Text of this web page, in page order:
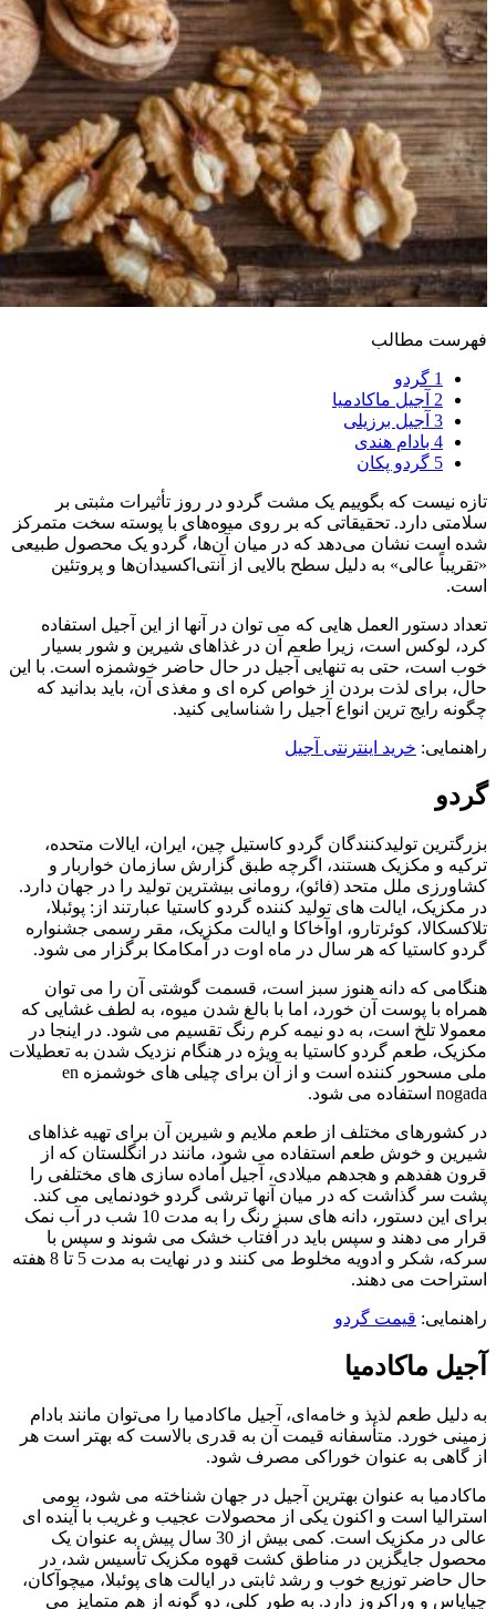
فهرست مطالب
1 گردو
2 آجیل ماکادمیا
3 آجیل برزیلی
4 بادام هندی
5 گردو پکان
تازه نیست که بگوییم یک مشت گردو در روز تأثیرات مثبتی بر
سلامتی دارد. تحقیقاتی که بر روی میوه‌های با پوسته سخت متمرکز
شده است نشان می‌دهد که در میان آن‌ها، گردو یک محصول طبیعی
«تقریباً عالی» به دلیل سطح بالایی از آنتی‌اکسیدان‌ها و پروتئین
است.
تعداد دستور العمل هایی که می توان در آنها از این آجیل استفاده
کرد، لوکس است، زیرا طعم آن در غذاهای شیرین و شور بسیار
خوب است، حتی به تنهایی آجیل در حال حاضر خوشمزه است. با این
حال، برای لذت بردن از خواص کره ای و مغذی آن، باید بدانید که
چگونه رایج ترین انواع آجیل را شناسایی کنید.
راهنمایی: خرید اینترنتی آجیل
گردو
بزرگترین تولیدکنندگان گردو کاستیل چین، ایران، ایالات متحده،
ترکیه و مکزیک هستند، اگرچه طبق گزارش سازمان خواربار و
کشاورزی ملل متحد (فائو)، رومانی بیشترین تولید را در جهان دارد.
در مکزیک، ایالت های تولید کننده گردو کاستیا عبارتند از: پوئبلا،
تلاکسکالا، کوئرتارو، اوآخاکا و ایالت مکزیک، مقر رسمی جشنواره
گردو کاستیا که هر سال در ماه اوت در آمکامکا برگزار می شود.
هنگامی که دانه هنوز سبز است، قسمت گوشتی آن را می توان
همراه با پوست آن خورد، اما با بالغ شدن میوه، به لطف غشایی که
معمولا تلخ است، به دو نیمه کرم رنگ تقسیم می شود. در اینجا در
مکزیک، طعم گردو کاستیا به ویژه در هنگام نزدیک شدن به تعطیلات
ملی مسحور کننده است و از آن برای چیلی های خوشمزه en
nogada استفاده می شود.
در کشورهای مختلف از طعم ملایم و شیرین آن برای تهیه غذاهای
شیرین و خوش طعم استفاده می شود، مانند در انگلستان که از
قرون هفدهم و هجدهم میلادی، آجیل آماده سازی های مختلفی را
پشت سر گذاشت که در میان آنها ترشی گردو خودنمایی می کند.
برای این دستور، دانه های سبز رنگ را به مدت 10 شب در آب نمک
قرار می دهند و سپس باید در آفتاب خشک می شوند و سپس با
سرکه، شکر و ادویه مخلوط می کنند و در نهایت به مدت 5 تا 8 هفته
استراحت می دهند.
راهنمایی: قیمت گردو
آجیل ماکادمیا
به دلیل طعم لذیذ و خامه‌ای، آجیل ماکادمیا را می‌توان مانند بادام
زمینی خورد. متأسفانه قیمت آن به قدری بالاست که بهتر است هر
از گاهی به عنوان خوراکی مصرف شود.
ماکادمیا به عنوان بهترین آجیل در جهان شناخته می شود، بومی
استرالیا است و اکنون یکی از محصولات عجیب و غریب با آینده ای
عالی در مکزیک است. کمی بیش از 30 سال پیش به عنوان یک
محصول جایگزین در مناطق کشت قهوه مکزیک تأسیس شد، در
حال حاضر توزیع خوب و رشد ثابتی در ایالت های پوئبلا، میچوآکان،
چیاپاس و وراکروز دارد. به طور کلی، دو گونه از هم متمایز می